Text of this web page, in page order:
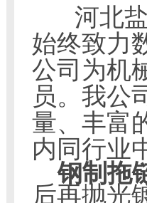
河北
始终致力
公司为机
员。我公
量、丰富
内同行业
钢制拖
后再抛光